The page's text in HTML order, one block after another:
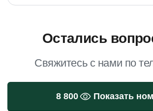
Остались
Свяжитесь с нами по
8 800 Показать